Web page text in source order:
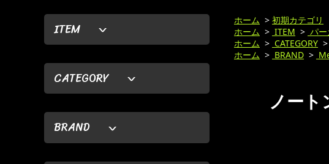
ITEM
CATEGORY
BRAND
ホーム > 初期カテゴリ
ホーム > ITEM > パー
ホーム > CATEGORY >
ホーム > BRAND >
ノー